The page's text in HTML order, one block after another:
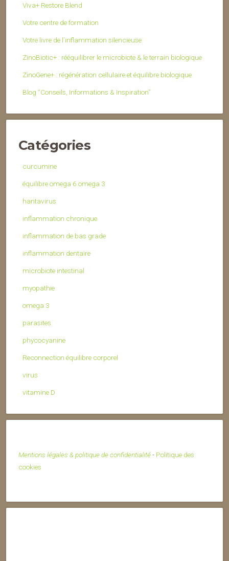
Viva+ Restore Blend
Votre centre de formation
Votre livre de l’inflammation silencieuse
ZinoBiotic+ : rééquilibrer le microbiote & le terrain biologique
ZinoGene+ : régénération cellulaire et équilibre biologique
Blog “Conseils, Informations & Inspiration”
Catégories
curcumine
équilibre omega 6 omega 3
hantavirus
inflammation chronique
inflammation de bas grade
inflammation dentaire
microbiote intestinal
myopathie
omega 3
parasites
phycocyanine
Reconnection équilibre corporel
virus
vitamine D
Mentions légales & politique de confidentialité- Politique des
cookies